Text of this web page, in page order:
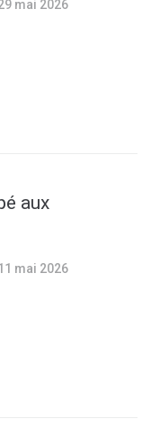
mai 2026
aux
mai 2026